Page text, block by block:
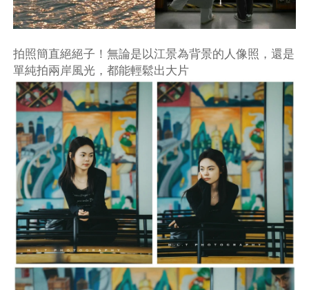
拍照簡直絕絕子！無論是以江景為背景的人像照，還是
單純拍兩岸風光，都能輕鬆出大片